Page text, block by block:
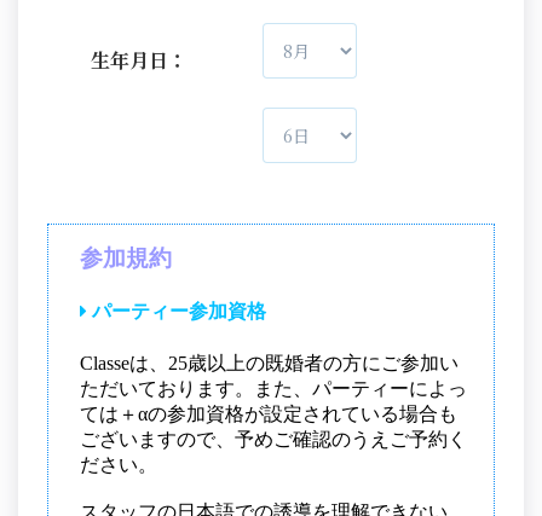
生年月日：